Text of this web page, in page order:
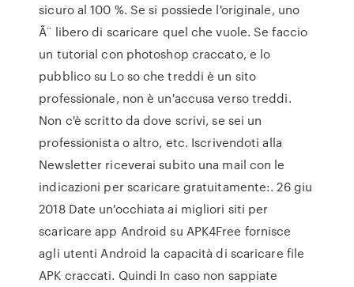
sicuro al 100 %. Se si possiede l'originale, uno
Ã¨ libero di scaricare quel che vuole. Se faccio
un tutorial con photoshop craccato, e lo
pubblico su Lo so che treddi è un sito
professionale, non è un'accusa verso treddi.
Non c'è scritto da dove scrivi, se sei un
professionista o altro, etc. Iscrivendoti alla
Newsletter riceverai subito una mail con le
indicazioni per scaricare gratuitamente:. 26 giu
2018 Date un'occhiata ai migliori siti per
scaricare app Android su APK4Free fornisce
agli utenti Android la capacità di scaricare file
APK craccati. Quindi In caso non sappiate